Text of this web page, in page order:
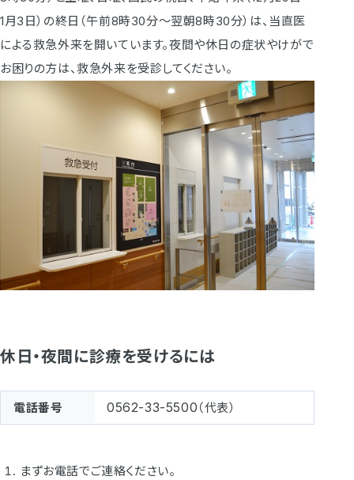
1月3日）の終日（午前8時30分～翌朝8時30分）は、当直医
による救急外来を開いています。夜間や休日の症状やけがで
お困りの方は、救急外来を受診してください。
休日・夜間に診療を受けるには
電話番号 0562-33-5500 （代表）
まずお電話でご連絡ください。